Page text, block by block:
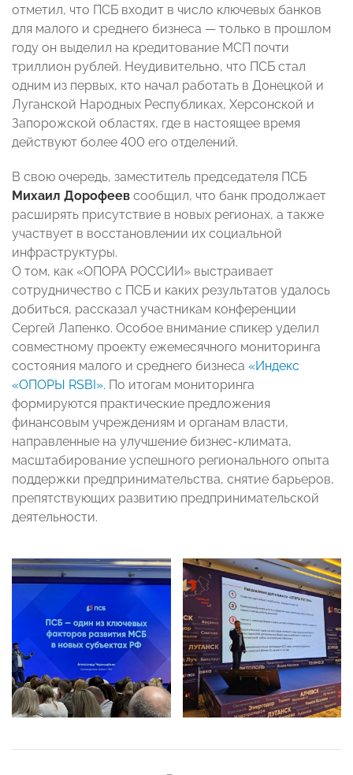
отметил, что ПСБ входит в число ключевых банков
для малого и среднего бизнеса — только в прошлом
году он выделил на кредитование МСП почти
триллион рублей. Неудивительно, что ПСБ стал
одним из первых, кто начал работать в Донецкой и
Луганской Народных Республиках, Херсонской и
Запорожской областях, где в настоящее время
действуют более 400 его отделений.
В свою очередь, заместитель председателя ПСБ
Михаил Дорофеев сообщил, что банк продолжает
расширять присутствие в новых регионах, а также
участвует в восстановлении их социальной
инфраструктуры.
О том, как «ОПОРА РОССИИ» выстраивает
сотрудничество с ПСБ и каких результатов удалось
добиться, рассказал участникам конференции
Сергей Лапенко. Особое внимание спикер уделил
совместному проекту ежемесячного мониторинга
состояния малого и среднего бизнеса «Индекс
«ОПОРЫ RSBI». По итогам мониторинга
формируются практические предложения
финансовым учреждениям и органам власти,
направленные на улучшение бизнес-климата,
масштабирование успешного регионального опыта
поддержки предпринимательства, снятие барьеров,
препятствующих развитию предпринимательской
деятельности.